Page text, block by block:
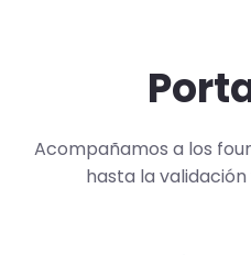
Acompañamos a los
hasta la